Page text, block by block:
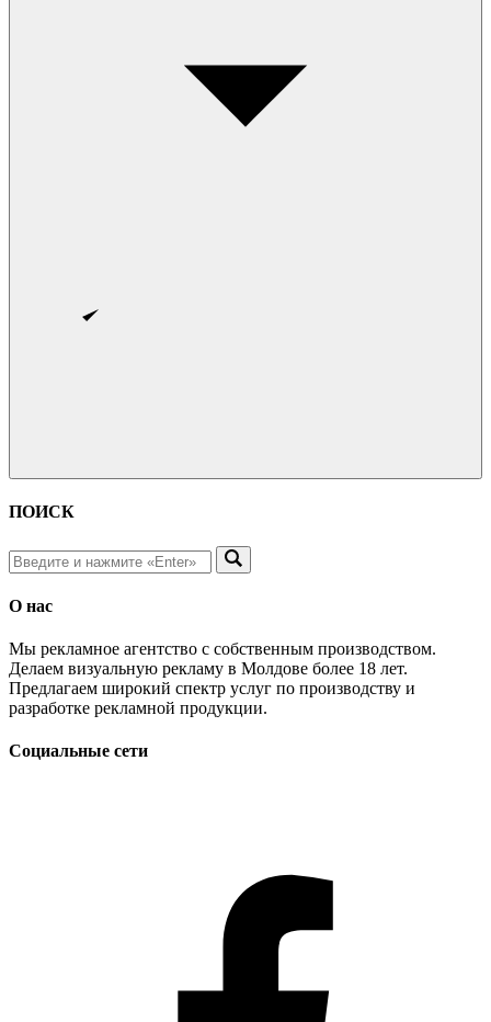
ПОИСК
О нас
Мы рекламное агентство с собственным производством.
Делаем визуальную рекламу в Молдове более 18 лет.
Предлагаем широкий спектр услуг по производству и
разработке рекламной продукции.
Социальные сети